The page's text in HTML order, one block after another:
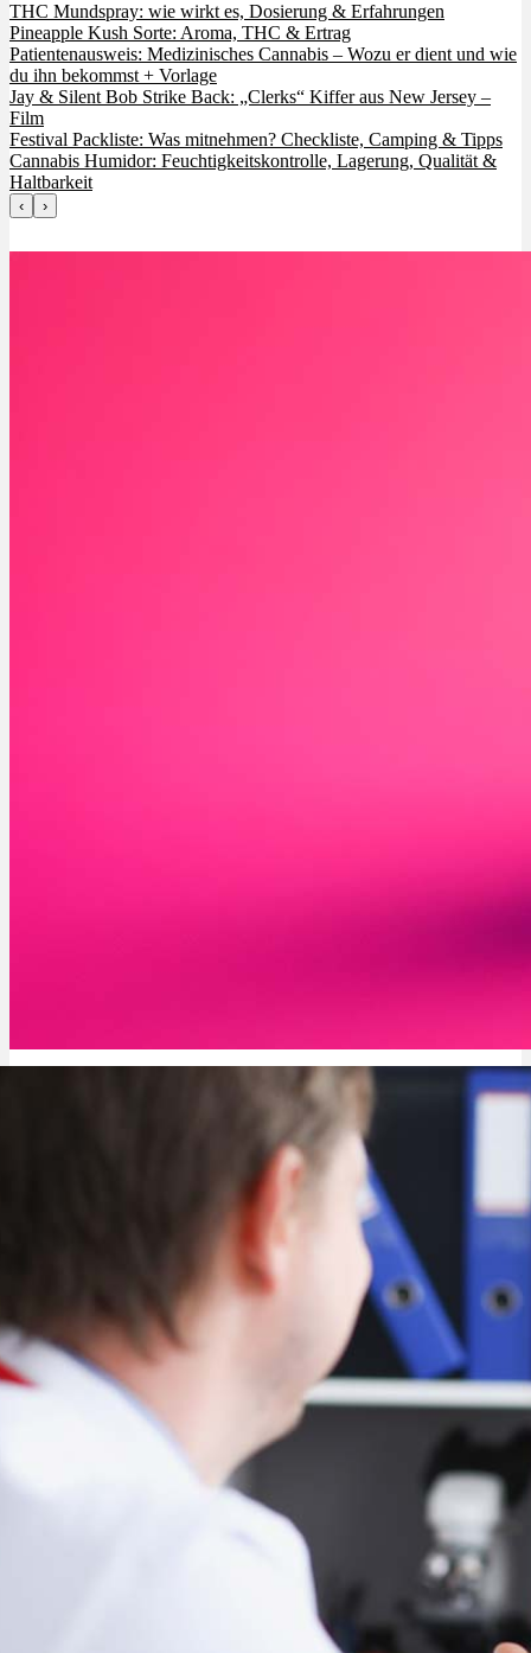
THC Mundspray: wie wirkt es, Dosierung & Erfahrungen
Pineapple Kush Sorte: Aroma, THC & Ertrag
Patientenausweis: Medizinisches Cannabis – Wozu er dient und wie
du ihn bekommst + Vorlage
Jay & Silent Bob Strike Back: „Clerks“ Kiffer aus New Jersey –
Film
Festival Packliste: Was mitnehmen? Checkliste, Camping & Tipps
Cannabis Humidor: Feuchtigkeitskontrolle, Lagerung, Qualität &
Haltbarkeit
‹ ›
Pineapple Kush Sorte: Aroma, THC & Ertrag